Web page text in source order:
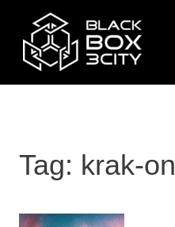
Tag: krak-on